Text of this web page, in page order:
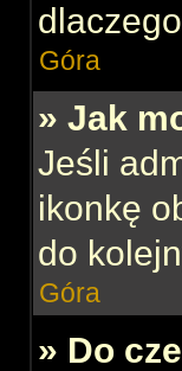
Góra
» Jak
Jeśli
ikonkę
do
Góra
» Do